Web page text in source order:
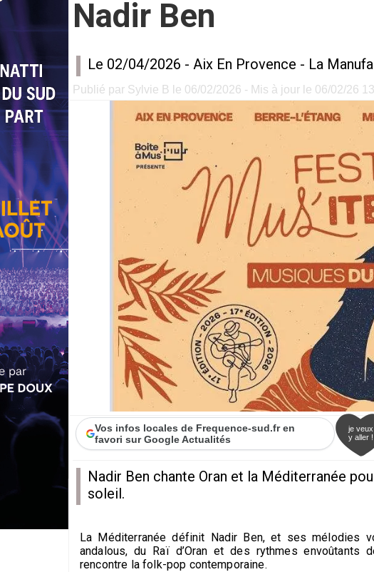
Nadir Ben
Le 02/04/2026 - Aix En Provence - La
Publié par Sylvie B le 06/02/2026 - Mis à jour le 06/02/26
Vos infos locales de Frequence-sud.fr en
favori sur Google Actualités
je veux
y aller !
Nadir Ben chante Oran et la Méditerranée
soleil.
La Méditerranée définit Nadir Ben, et ses mélodies
andalous, du Raï d’Oran et des rythmes envoûtants
rencontre la folk-pop contemporaine.